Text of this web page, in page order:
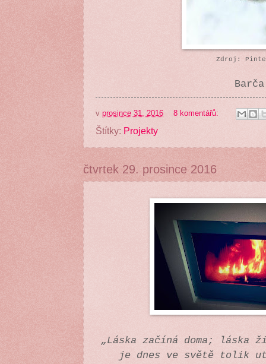
Zdroj:
Barča
v prosince 31, 2016 8 komentářů:
Štítky: Projekty
čtvrtek 29. prosince 2016
„Láska začíná doma; láska
je dnes ve světě tolik